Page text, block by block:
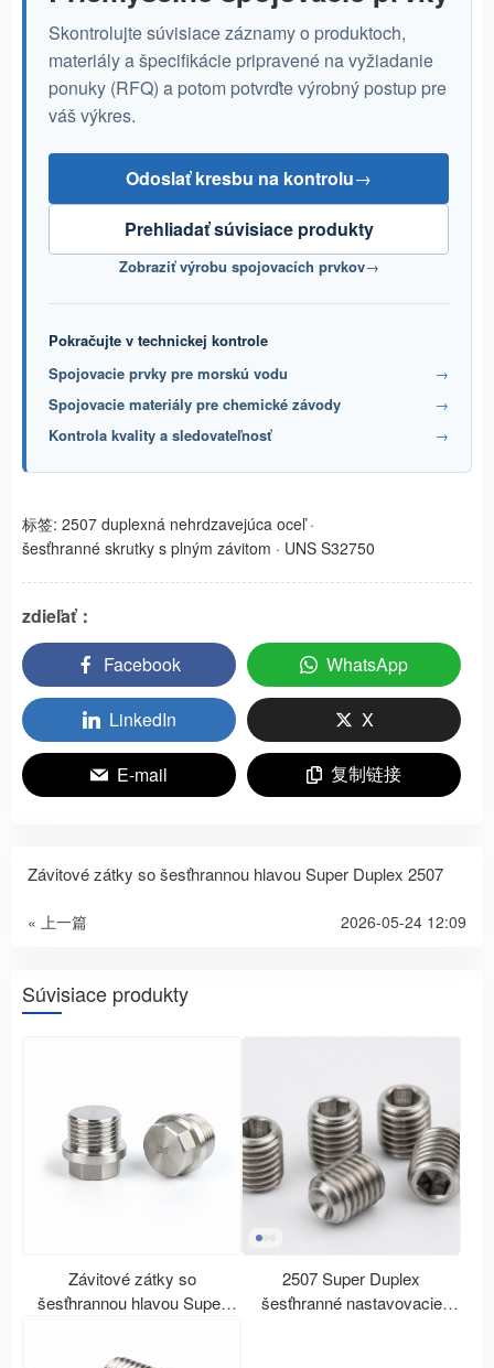
Skontrolujte súvisiace záznamy o produktoch,
materiály a špecifikácie pripravené na vyžiadanie
ponuky (RFQ) a potom potvrďte výrobný postup pre
váš výkres.
Odoslať kresbu na kontrolu→
Prehliadať súvisiace produkty
Zobraziť výrobu spojovacích prvkov→
Pokračujte v technickej kontrole
Spojovacie prvky pre morskú vodu
→
Spojovacie materiály pre chemické závody
→
Kontrola kvality a sledovateľnosť
→
标签: 2507 duplexná nehrdzavejúca oceľ·
šesťhranné skrutky s plným závitom · UNS S32750
zdieľať：
Facebook
WhatsApp
LinkedIn X
E-mail 复制链接
Závitové zátky so šesťhrannou hlavou Super Duplex 2507
« 上一篇 2026-05-24 12:09
Súvisiace produkty
Závitové zátky so
šesťhrannou hlavou Super
2507 Super Duplex
šesťhranné nastavovacie